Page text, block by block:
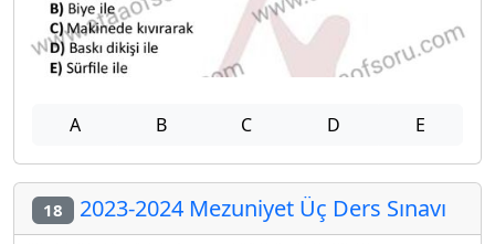
A B C D E
18 2023-2024 Mezuniyet Üç Ders Sınavı